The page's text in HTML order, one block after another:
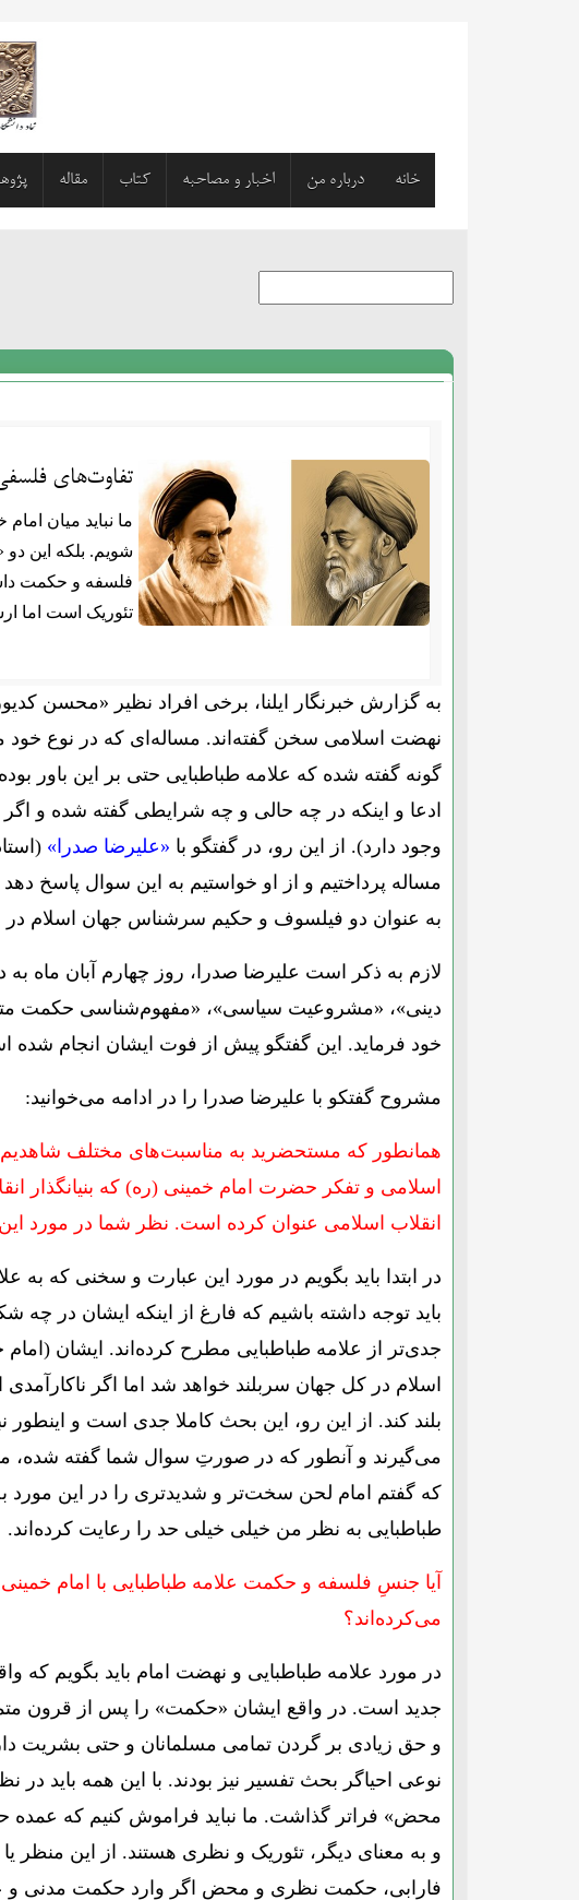
خانه درباره من اخبار و مصاحبه کتاب مقاله
تفاوت‌های
ما نباید میان
شویم. بلکه این دو
فلسفه و حکمت
تئوریک است اما
به گزارش خبرنگار ایلنا، برخی افراد نظیر «محسن
نهضت اسلامی سخن گفته‌اند. مساله‌ای که در نوع خود
گونه گفته شده که علامه طباطبایی حتی بر این باور
ادعا و اینکه در چه حالی و چه شرایطی گفته شده و
وجود دارد). از این رو، در گفتگو با «علیرضا صدرا»
مساله پرداختیم و از او خواستیم به این سوال پاسخ
به عنوان دو فیلسوف و حکیم سرشناس جهان اسلام
لازم به ذکر است علیرضا صدرا، روز چهارم آبان‌ ماه
دینی»، «مشروعیت سیاسی»، «مفهوم‌شناسی حکمت
خود فرماید. این گفتگو پیش از فوت ایشان انجام شده
مشروح گفتکو با علیرضا صدرا را در ادامه می‌خوانید:
همانطور که مستحضرید به مناسبت‌های مختلف
اسلامی و تفکر حضرت امام خمینی (ره) که بنیانگذار
انقلاب اسلامی عنوان کرده است. نظر شما در مورد
در ابتدا باید بگویم در مورد این عبارت و سخنی که به
باید توجه داشته باشیم که فارغ از اینکه ایشان در
جدی‌تر از علامه طباطبایی مطرح کرده‌اند. ایشان
اسلام در کل جهان سربلند خواهد شد اما اگر
بلند کند. از این رو، این بحث کاملا جدی است و اینطور
می‌گیرند و آنطور که در صورتِ سوال شما گفته شده،
که گفتم امام لحن سخت‌تر و شدیدتری را در این مورد
طباطبایی به نظر من خیلی خیلی حد را رعایت کرده‌اند.
آیا جنسِ فلسفه و حکمت علامه طباطبایی با امام
می‌کرده‌اند؟
در مورد علامه طباطبایی و نهضت امام باید بگویم
جدید است. در واقع ایشان «حکمت» را پس از قرون
و حق زیادی بر گردن تمامی مسلمانان و حتی بشریت
نوعی احیاگر بحث تفسیر نیز بودند. با این همه باید
محض» فراتر گذاشت. ما نباید فراموش کنیم که عمده
و به معنای دیگر، تئوریک و نظری هستند. از این منظر
فارابی، حکمت نظری و محض اگر وارد حکمت مدنی و